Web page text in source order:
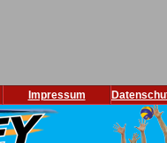
Impressum